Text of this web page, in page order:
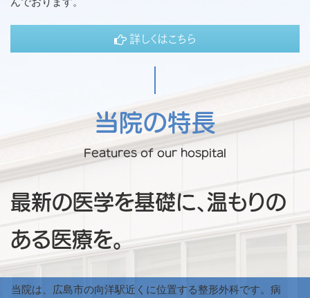
詳しくはこちら
当院の特長
Features of our hospital
最新の医学を基礎に、 温もりの
ある医療を。
当院は、広島市の向洋駅近くに位置する整形外科です。病